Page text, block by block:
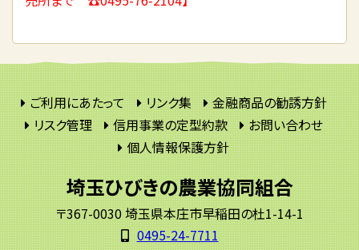
ご利用にあたって リンク集
金融商品の勧誘方針
リスク管理
信用事業の定型約款
お問い合わせ
個人情報保護方針
埼玉ひびきの農業協同組合
〒367-0030 埼玉県本庄市早稲田の杜1-14-1
0495-24-7711